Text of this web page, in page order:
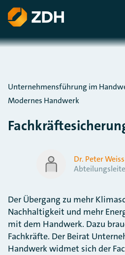
ZUM HAUPTINHALT SPRINGEN
ZUR SUCHE SPRINGEN
Sie befinden sich hier:
Unternehmensführung im
Modernes Handwerk
Dr. Peter Weiss
Der Übergang zu mehr
Nachhaltigkeit und mehr
mit dem Handwerk. Dazu
Fachkräfte. Der Beirat
Handwerk widmet sich der